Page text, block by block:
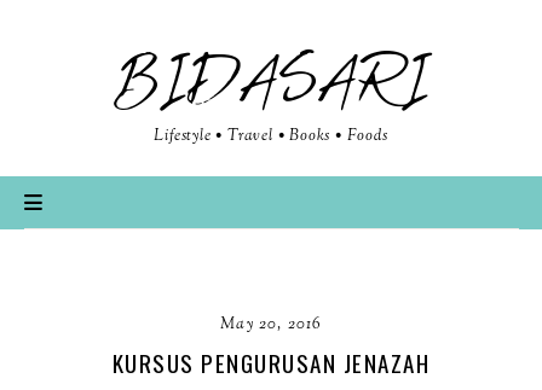
BIDASARI
Lifestyle • Travel • Books • Foods
May 20, 2016
KURSUS PENGURUSAN JENAZAH